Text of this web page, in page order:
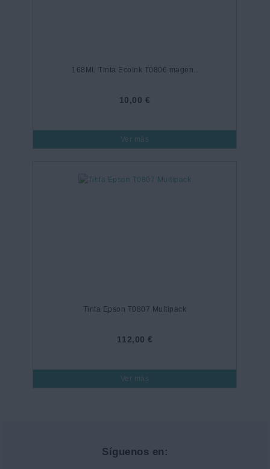
168ML Tinta EcoInk T0806 magen..
10,00 €
Ver más
Tinta Epson T0807 Multipack
112,00 €
Ver más
Síguenos en: